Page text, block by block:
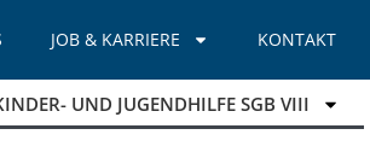
JOB & KARRIERE KONTAKT
UND JUGENDHILFE SGB VIII